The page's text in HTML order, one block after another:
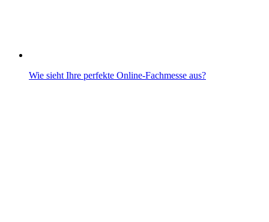
Wie sieht Ihre perfekte Online-Fachmesse aus?